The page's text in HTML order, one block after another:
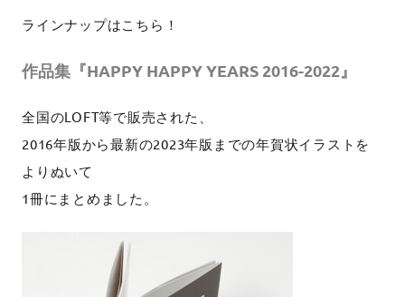
ラインナップはこちら！
作品集『HAPPY HAPPY YEARS 2016-2022』
全国のLOFT等で販売された、
2016年版から最新の2023年版までの年賀状イラストを
よりぬいて
1冊にまとめました。